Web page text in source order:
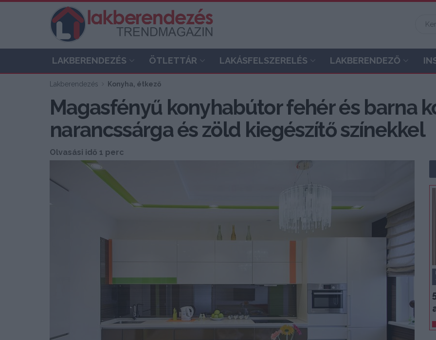
LAKBERENDEZÉS ÖTLETTÁR LAKÁSFELSZERELÉS LAKBERENDEZŐ
Lakberendezés Konyha, étkező
Magasfényű konyhabútor fehér és barna
narancssárga és zöld kiegészítő színekkel
Olvasási idő 1 perc